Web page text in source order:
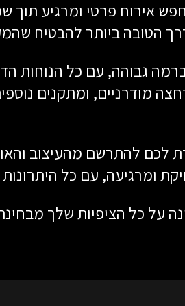
אירוח פרטי ומרגיע
הטובה ביותר להבטיח
ברמה גבוהה, עם כל
מודרניים, ומתקנים
להתרשם מהעיצוב
ומרגיעה, עם כל
על כל הציפיות שלך